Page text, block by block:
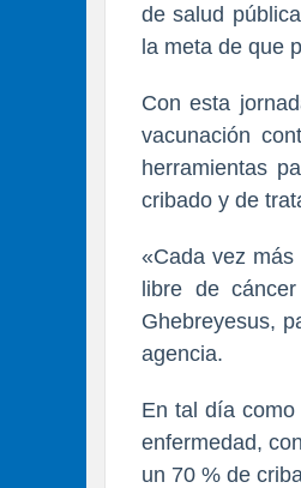
de salud
la meta de que
Con esta
vacunación
herramientas
cribado y de
«Cada vez
libre de
Ghebreyesus,
agencia.
En tal día
enfermedad,
un 70 % de